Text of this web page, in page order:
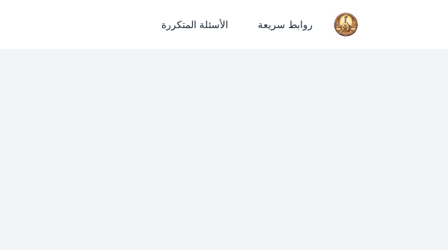
روابط سريعة الأسئلة المتكررة